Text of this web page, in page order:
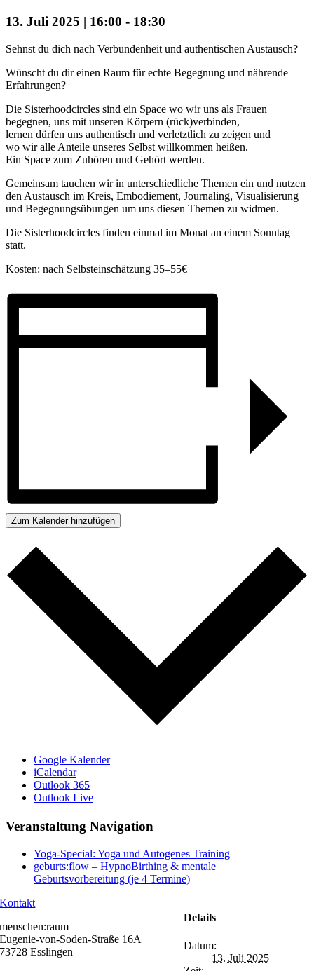
13. Juli 2025 | 16:00 - 18:30
Sehnst du dich nach Verbundenheit und authentischen Austausch?
Wünscht du dir einen Raum für echte Begegnung und nährende
Erfahrungen?
Die Sisterhoodcircles sind ein Space wo wir uns als Frauen
begegnen, uns mit unseren Körpern (rück)verbinden,
lernen dürfen uns authentisch und verletztlich zu zeigen und
wo wir alle Anteile unseres Selbst willkommen heißen.
Ein Space zum Zuhören und Gehört werden.
Gemeinsam tauchen wir in unterschiedliche Themen ein und nutzen
den Austausch im Kreis, Embodiement, Journaling, Visualisierung
und Begegnungsübungen um uns diesen Themen zu widmen.
Die Sisterhoodcircles finden einmal im Monat an einem Sonntag
statt.
Kosten: nach Selbsteinschätzung 35–55€
Zum Kalender hinzufügen
Google Kalender
iCalendar
Outlook 365
Outlook Live
Veranstaltung Navigation
Yoga-Special: Yoga und Autogenes Training
geburts:flow – HypnoBirthing & mentale
Geburtsvorbereitung (je 4 Termine)
Details
Datum:
13. Juli 2025
Kontakt
menschen:raum
Eugenie-von-Soden-Straße 16A
73728 Esslingen